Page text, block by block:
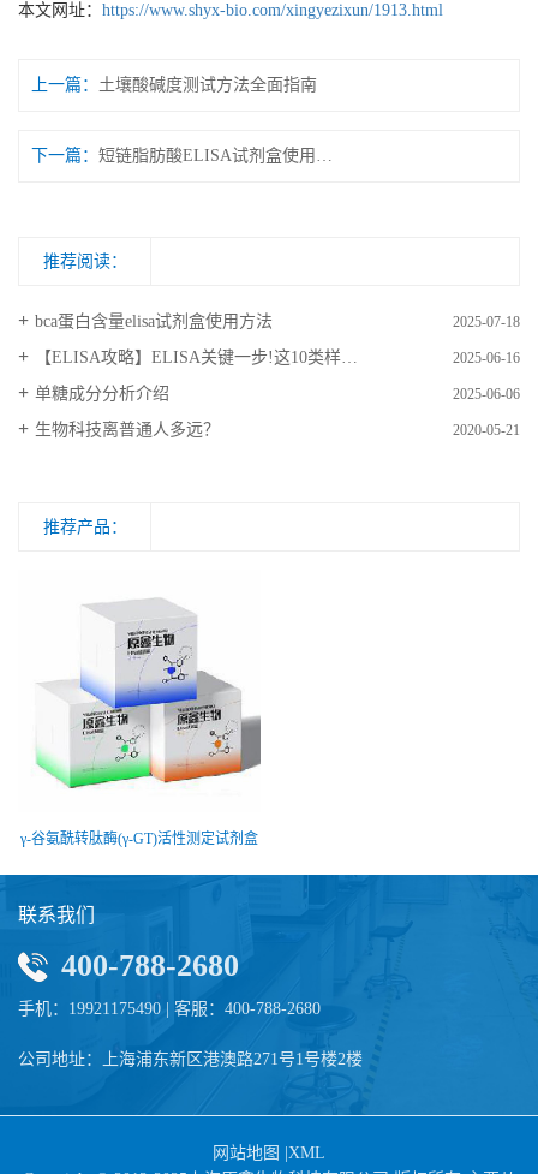
本文网址： https://www.shyx-bio.com/xingyezixun/1913.html
上一篇： ​土壤酸碱度测试方法全面指南
下一篇： 短链脂肪酸ELISA试剂盒使用方法介绍
推荐阅读：
bca蛋白含量elisa试剂盒使用方法 2025-07-18
【ELISA攻略】ELISA关键一步!这10类样品要如何处理? 2025-06-16
​单糖成分分析介绍 2025-06-06
生物科技离普通人多远？ 2020-05-21
推荐产品：
γ-谷氨酰转肽酶(γ-GT)活性测定试剂盒
联系我们
400-788-2680
手机：19921175490 | 客服：400-788-2680
公司地址：上海浦东新区港澳路271号1号楼2楼
网站地图 XML